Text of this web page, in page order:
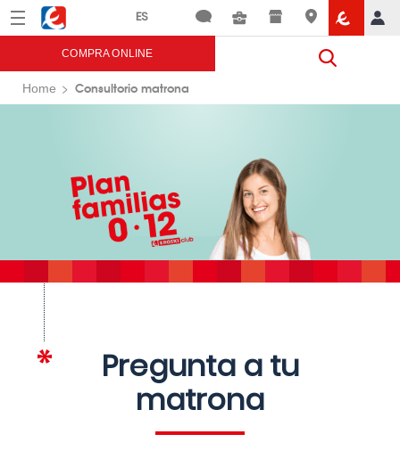
Menú Eroski
COMPRA ONLINE
Home Consultorio matrona
Pregunta a tu
matrona